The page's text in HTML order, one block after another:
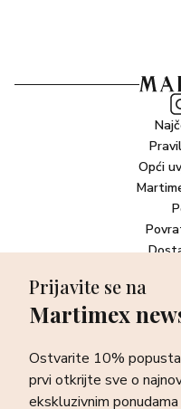
Opći
Newsletter
sve o najnovijim
ponudama te posebnim
Prijavite se na
Martimex
Ostvarite 10%
prvi otkrijte sve o
ekskluzivnim